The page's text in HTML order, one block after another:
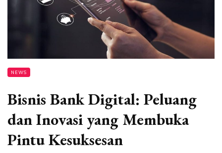
NEWS
Bisnis Bank Digital: Peluang
dan Inovasi yang Membuka
Pintu Kesuksesan